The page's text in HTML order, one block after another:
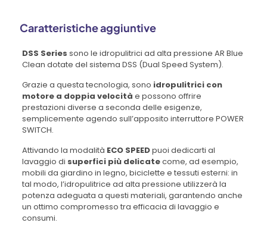
Caratteristiche aggiuntive
DSS Series sono le idropulitrici ad alta pressione AR Blue
Clean dotate del sistema DSS (Dual Speed System).
Grazie a questa tecnologia, sono idropulitrici con
motore a doppia velocità e possono offrire
prestazioni diverse a seconda delle esigenze,
semplicemente agendo sull’apposito interruttore POWER
SWITCH.
Attivando la modalità ECO SPEEDpuoi dedicarti al
lavaggio di superfici più delicatecome, ad esempio,
mobili da giardino in legno, biciclette e tessuti esterni: in
tal modo, l’idropulitrice ad alta pressione utilizzerà la
potenza adeguata a questi materiali, garantendo anche
un ottimo compromesso tra efficacia di lavaggio e
consumi.